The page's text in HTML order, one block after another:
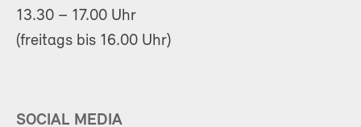
13.30 – 17.00 Uhr
(freitags bis 16.00 Uhr)
SOCIAL MEDIA